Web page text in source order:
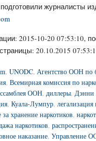
журналисты
2015-10-20 07:53:10,
20.10.2015
,UNODC,Агентство ООН по
,Всемирная комиссия по
ООН,диллеры,
,Куала-Лумпур,легализация
за хранение наркотиков,
наркотиков,
наказание,Управление